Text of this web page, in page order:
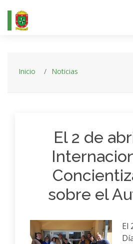
Inicio Noticias
El 2 de
sobre el
El